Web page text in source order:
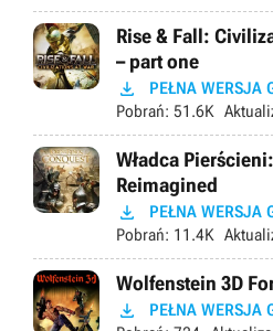
Rise & Fall:
– part one
 PEŁNA WERSJA
Pobrań: 51.6K
Władca
Reimagined
 PEŁNA WERSJA
Pobrań: 11.4K
Wolfenstein 3D
 PEŁNA WERSJA